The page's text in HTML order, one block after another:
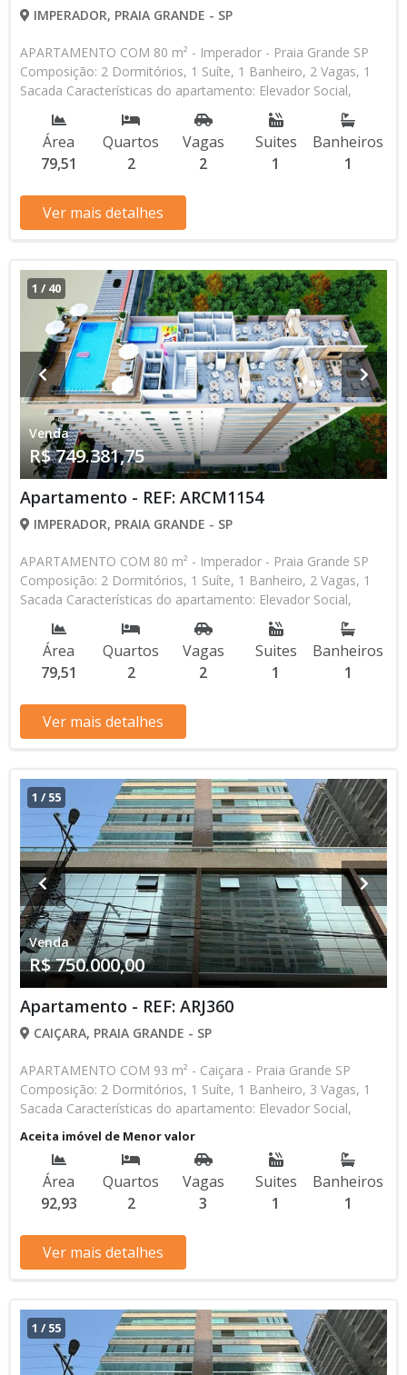
IMPERADOR, PRAIA GRANDE - SP
APARTAMENTO COM 80 m² - Imperador - Praia Grande SP
Composição: 2 Dormitórios, 1 Suíte, 1 Banheiro, 2 Vagas, 1
Sacada Características do apartamento: Elevador Social,
Elevador de Serviço, Acessibilidade, Circuito Fechado TV,
Piscina, Sauna, Salão de Jogos, Salão de Festas, Espaço Kids,
Espaço Gourmet, Academia, Churrasqueira, Predio Frente
Mar Aceita Financiamento Direto com a Construtora
Parcelas Mensais de R$ 4.371,39 R$ 112.407,26 Entrega das
Chaves R$ 749.381,75 valor Total * Os valores e
Área
79,51
Quartos
2
Vagas
2
Suites
1
Banheiros
1
Ver mais detalhes
1 / 40
Venda
R$ 749.381,75
Apartamento - REF: ARCM1154
IMPERADOR, PRAIA GRANDE - SP
APARTAMENTO COM 80 m² - Imperador - Praia Grande SP
Composição: 2 Dormitórios, 1 Suíte, 1 Banheiro, 2 Vagas, 1
Sacada Características do apartamento: Elevador Social,
Elevador de Serviço, Acessibilidade, Circuito Fechado TV,
Piscina, Sauna, Salão de Jogos, Salão de Festas, Espaço Kids,
Espaço Gourmet, Academia, Churrasqueira, Predio Frente
Mar Aceita Financiamento Direto com a Construtora
Parcelas Mensais de R$ 4.371,39 R$ 112.407,26 Entrega das
Chaves R$ 749.381,75 valor Total * Os valores e
Área
79,51
Quartos
2
Vagas
2
Suites
1
Banheiros
1
Ver mais detalhes
1 /55
Venda
R$ 750.000,00
Apartamento - REF: ARJ360
CAIÇARA, PRAIA GRANDE - SP
APARTAMENTO COM 93 m² - Caiçara - Praia Grande SP
Composição: 2 Dormitórios, 1 Suíte, 1 Banheiro, 3 Vagas, 1
Sacada Características do apartamento: Elevador Social,
Elevador de Serviço, Acessibilidade, Portão Automático,
Interfone, Circuito Fechado TV, Piscina, Salão de Jogos, Salão
de Festas, Espaço Kids, Espaço Gourmet, Cinema, Academia,
Churrasqueira Aceita Financiamento Bancário * Os valores e
disponibilidade podem ser alterados sem prévio aviso. Favor
Aceita imóvel de Menor valor
Área
92,93
Quartos
2
Vagas
3
Suites
1
Banheiros
1
Ver mais detalhes
1 /55